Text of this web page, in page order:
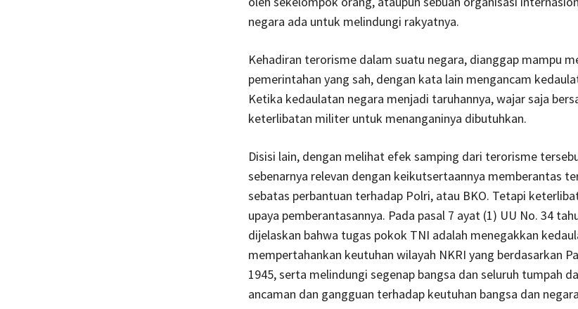
negara ada untuk melindungi rakyatnya.
Kehadiran terorisme dalam suatu negara, dianggap mampu
pemerintahan yang sah, dengan kata lain mengancam
Ketika kedaulatan negara menjadi taruhannya, wajar saja
keterlibatan militer untuk menanganinya dibutuhkan.
Disisi lain, dengan melihat efek samping dari terorisme
sebenarnya relevan dengan keikutsertaannya memberantas
sebatas perbantuan terhadap Polri, atau BKO. Tetapi
upaya pemberantasannya. Pada pasal 7 ayat (1) UU No. 34
dijelaskan bahwa tugas pokok TNI adalah menegakkan
mempertahankan keutuhan wilayah NKRI yang berdasarkan
1945, serta melindungi segenap bangsa dan seluruh tumpah
ancaman dan gangguan terhadap keutuhan bangsa dan